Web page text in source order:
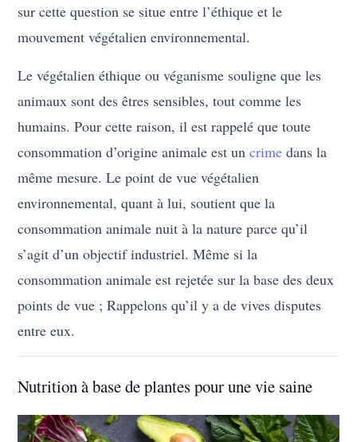
sur cette question se situe entre l’éthique et le
mouvement végétalien environnemental.
Le végétalien éthique ou véganisme souligne que les
animaux sont des êtres sensibles, tout comme les
humains. Pour cette raison, il est rappelé que toute
consommation d’origine animale est uncrime dans la
même mesure. Le point de vue végétalien
environnemental, quant à lui, soutient que la
consommation animale nuit à la nature parce qu’il
s’agit d’un objectif industriel. Même si la
consommation animale est rejetée sur la base des deux
points de vue ; Rappelons qu’il y a de vives disputes
entre eux.
Nutrition à base de plantes pour une vie saine